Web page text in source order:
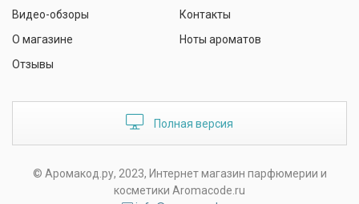
Видео-обзоры
О магазине
Отзывы
Контакты
Ноты ароматов
Полная версия
© Аромакод.ру, 2023, Интернет магазин парфюмерии и
косметики Aromacode.ru